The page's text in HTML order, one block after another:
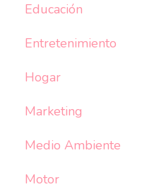
Educación
Entretenimiento
Hogar
Marketing
Medio Ambiente
Motor